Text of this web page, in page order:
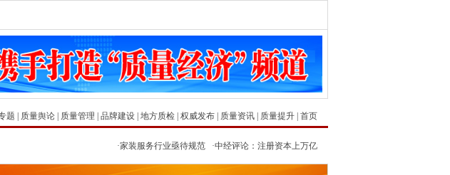
题 质量舆论 质量管理 品牌建设 地方质检 权威发布 质量资讯 质量提升 首页
家装服务行业亟待规范·中经评论：注册资本上万亿元的虚与实